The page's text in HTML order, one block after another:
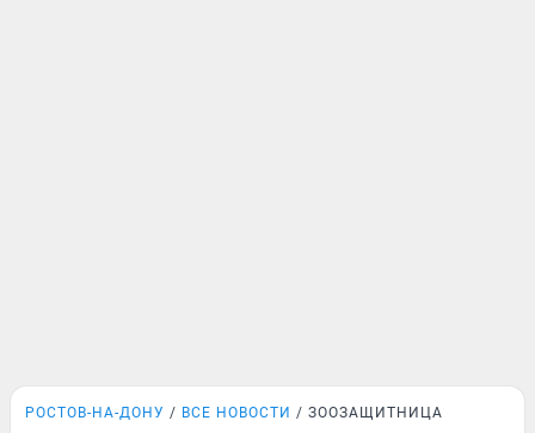
РОСТОВ-НА-ДОНУ ВСЕ НОВОСТИ ЗООЗАЩИТНИЦА